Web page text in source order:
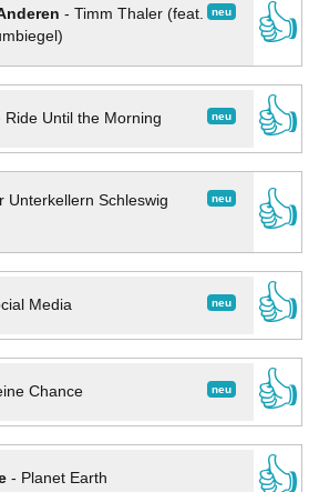
neu
- Timm Thaler (feat.
👍
neu
Ride Until the Morning
👍
neu
Unterkellern Schleswig
👍
neu
Media
👍
neu
Chance
👍
- Planet Earth
👍